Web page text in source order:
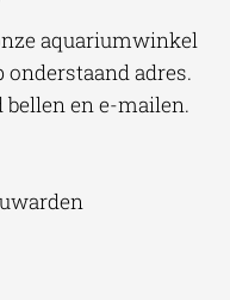
aquariumwinkel
onderstaand adres.
en e-mailen.